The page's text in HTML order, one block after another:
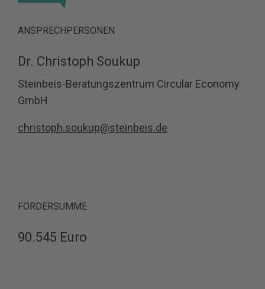
ANSPRECHPERSONEN
Dr. Christoph Soukup
Steinbeis-Beratungszentrum Circular Economy
GmbH
christoph.soukup@steinbeis.de
FÖRDERSUMME
90.545 Euro